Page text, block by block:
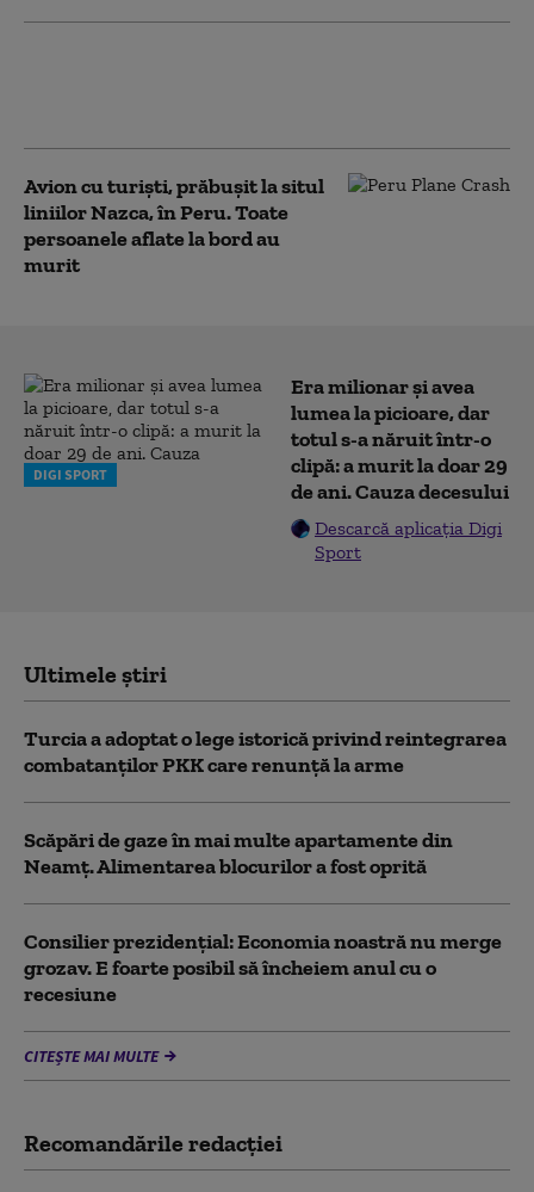
Avion cu turiști, prăbușit la situl
liniilor Nazca, în Peru. Toate
persoanele aflate la bord au
murit
DIGI SPORT
Era milionar și avea
lumea la picioare, dar
totul s-a năruit într-o
clipă: a murit la doar 29
de ani. Cauza decesului
Descarcă aplicația Digi
Sport
Ultimele știri
Turcia a adoptat o lege istorică privind reintegrarea
combatanţilor PKK care renunţă la arme
Scăpări de gaze în mai multe apartamente din
Neamț. Alimentarea blocurilor a fost oprită
Consilier prezidenţial: Economia noastră nu merge
grozav. E foarte posibil să încheiem anul cu o
recesiune
CITEȘTE MAI MULTE
Recomandările redacţiei